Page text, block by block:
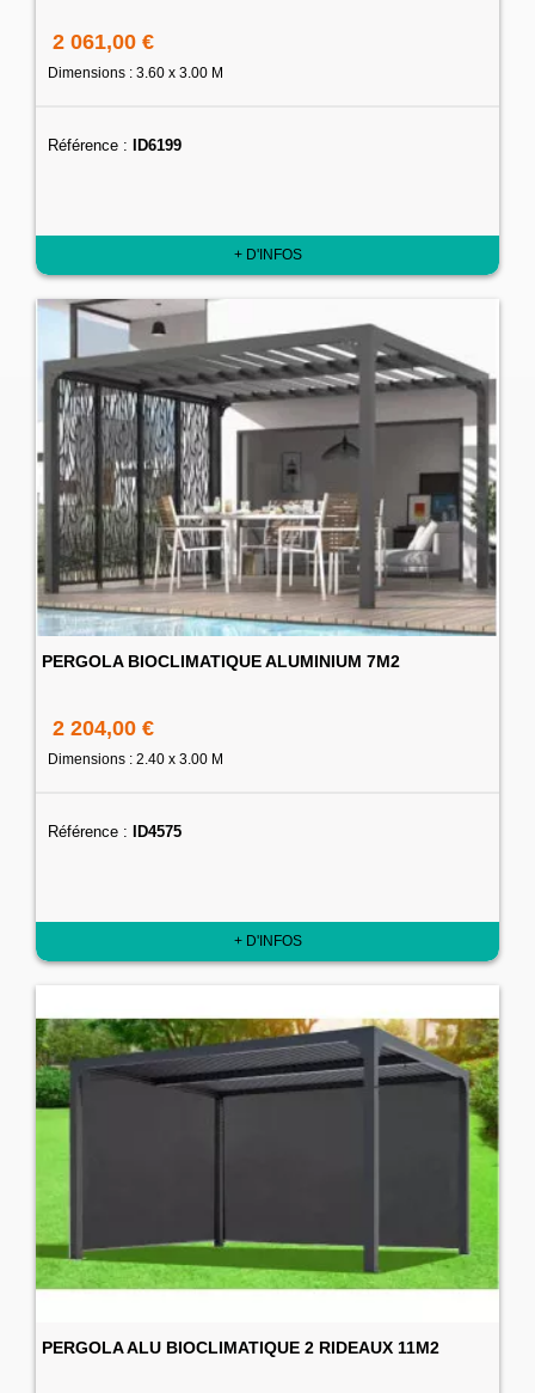
2 061,00 €
Dimensions : 3.60 x 3.00 M
Référence : ID6199
+ D'INFOS
PERGOLA BIOCLIMATIQUE ALUMINIUM 7M2
2 204,00 €
Dimensions : 2.40 x 3.00 M
Référence : ID4575
+ D'INFOS
PERGOLA ALU BIOCLIMATIQUE 2 RIDEAUX 11M2